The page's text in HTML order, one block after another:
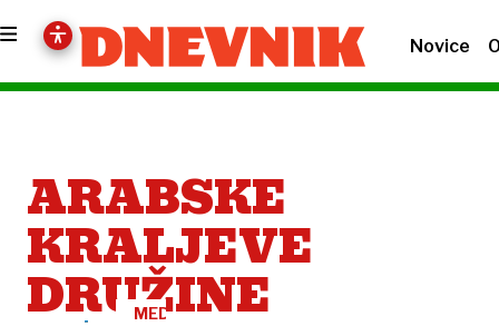
Novice
ARABSKE
KRALJEVE
DRUŽINE
MED